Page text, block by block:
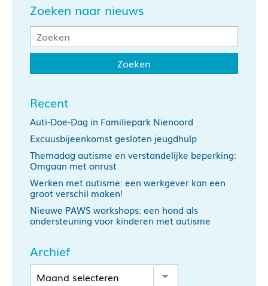
Zoeken naar nieuws
Recent
Auti-Doe-Dag in Familiepark Nienoord
Excuusbijeenkomst gesloten jeugdhulp
Themadag autisme en verstandelijke beperking:
Omgaan met onrust
Werken met autisme: een werkgever kan een
groot verschil maken!
Nieuwe PAWS workshops: een hond als
ondersteuning voor kinderen met autisme
Archief